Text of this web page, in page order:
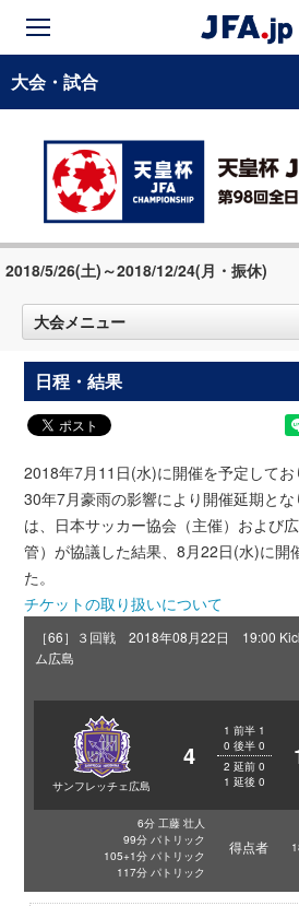
大会・試合
2018/5/26(土)～2018/12/24(月・振休)
大会メニュー
日程・結果
2018年7月11日(水)に開催を予定して
30年7月豪雨の影響により開催延期と
は、日本サッカー協会（主催）および
管）が協議した結果、8月22日(水)に開
た。
チケットの取り扱いについて
［66］３回戦 2018年08月22日 19:00
ム広島
サンフレッチェ広島
4
1 前半 1
0 後半 0
2 延前 0
1 延後 0
6分 工藤 壮人
99分 パトリック
105+1分 パトリック
117分 パトリック
得点者